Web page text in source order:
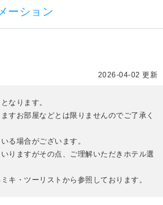
ーション
2026-04-02 更新
なります。
すお部屋などとは限りませんのでご了承く
る場合がございます。
りますがその点、ご理解いただきホテル選
キ・ツーリストから参照しております。